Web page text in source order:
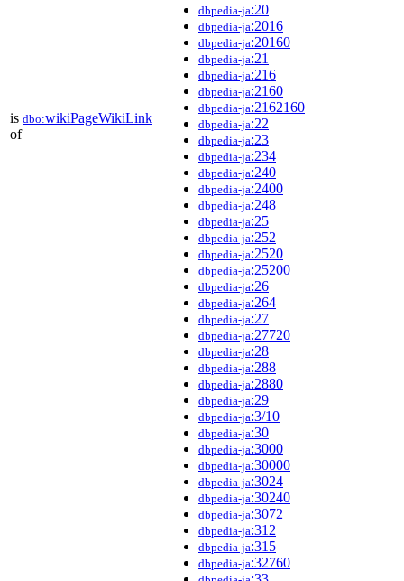
is dbo:wikiPageWikiLink
of
dbpedia-ja:20
dbpedia-ja:2016
dbpedia-ja:20160
dbpedia-ja:21
dbpedia-ja:216
dbpedia-ja:2160
dbpedia-ja:2162160
dbpedia-ja:22
dbpedia-ja:23
dbpedia-ja:234
dbpedia-ja:240
dbpedia-ja:2400
dbpedia-ja:248
dbpedia-ja:25
dbpedia-ja:252
dbpedia-ja:2520
dbpedia-ja:25200
dbpedia-ja:26
dbpedia-ja:264
dbpedia-ja:27
dbpedia-ja:27720
dbpedia-ja:28
dbpedia-ja:288
dbpedia-ja:2880
dbpedia-ja:29
dbpedia-ja:3/10
dbpedia-ja:30
dbpedia-ja:3000
dbpedia-ja:30000
dbpedia-ja:3024
dbpedia-ja:30240
dbpedia-ja:3072
dbpedia-ja:312
dbpedia-ja:315
dbpedia-ja:32760